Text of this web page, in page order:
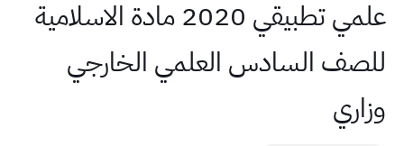
علمي تطبيقي 2020 مادة الاسلامية
للصف السادس العلمي الخارجي
وزاري